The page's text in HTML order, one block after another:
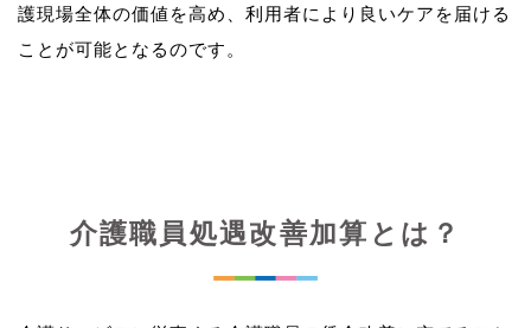
護現場全体の価値を高め、利用者により良いケアを届ける
介護職員処遇改善加算とは？